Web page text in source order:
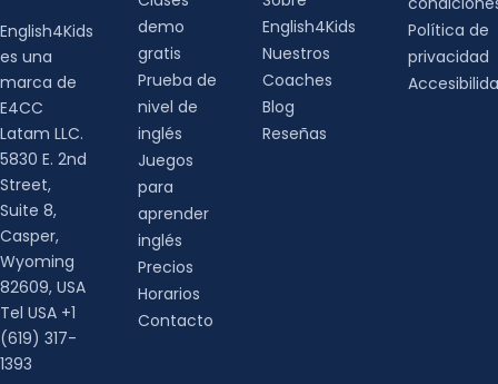
English4Kids
es una
marca de
E4CC
Latam LLC.
5830 E. 2nd
Street,
Suite 8,
Casper,
Wyoming
82609, USA
Tel USA +1
(619) 317-
1393
demo
gratis
Prueba de
nivel de
inglés
Juegos
para
aprender
inglés
Precios
Horarios
Contacto
English4Kids
Nuestros
Coaches
Blog
Reseñas
Política de
privacidad